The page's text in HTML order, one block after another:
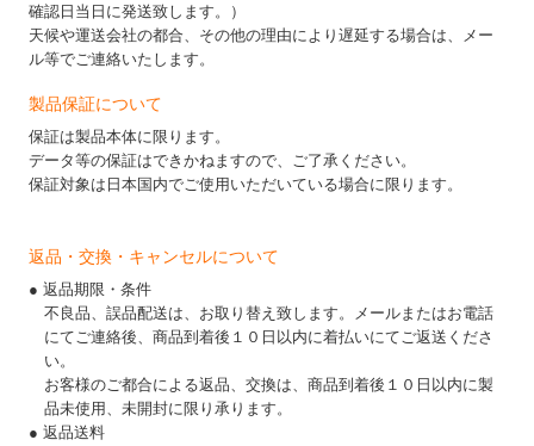
確認日当日に発送致します。）
天候や運送会社の都合、その他の理由により遅延する場合は、メー
ル等でご連絡いたします。
製品保証について
保証は製品本体に限ります。
データ等の保証はできかねますので、ご了承ください。
保証対象は日本国内でご使用いただいている場合に限ります。
返品・交換・キャンセルについて
● 返品期限・条件
不良品、誤品配送は、お取り替え致します。メールまたはお電話
にてご連絡後、商品到着後１０日以内に着払いにてご返送くださ
い。
お客様のご都合による返品、交換は、商品到着後１０日以内に製
品未使用、未開封に限り承ります。
● 返品送料